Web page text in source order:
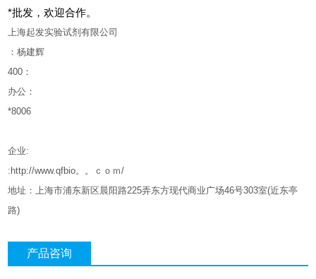
*批发，欢迎合作。
上海起发实验试剂有限公司
：杨建辉
400 ：
办公：
*8006
企业:
:http://www.qfbio。。ｃｏｍ/
地址：上海市浦东新区晨阳路225弄东方现代商业广场46号303室(近东亭
路)
产品咨询